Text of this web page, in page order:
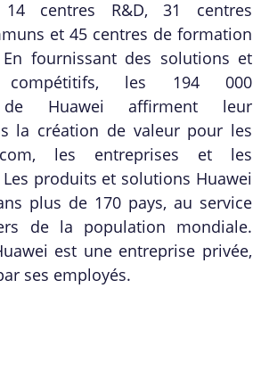
centres R&D, 31 centres
et 45 centres de formation
fournissant des solutions et
compétitifs, les 194 000
de Huawei affirment leur
la création de valeur pour les
les entreprises et les
produits et solutions Huawei
plus de 170 pays, au service
de la population mondiale.
est une entreprise privée,
ses employés.